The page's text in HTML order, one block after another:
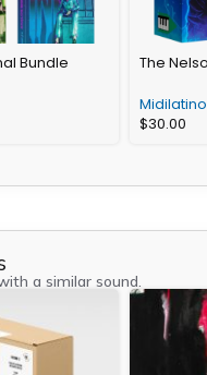
Bundle
The
Midilatino
$30.00
a similar sound.